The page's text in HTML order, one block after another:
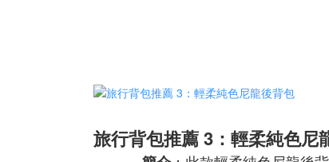
旅行背包推薦 3：輕柔純色尼